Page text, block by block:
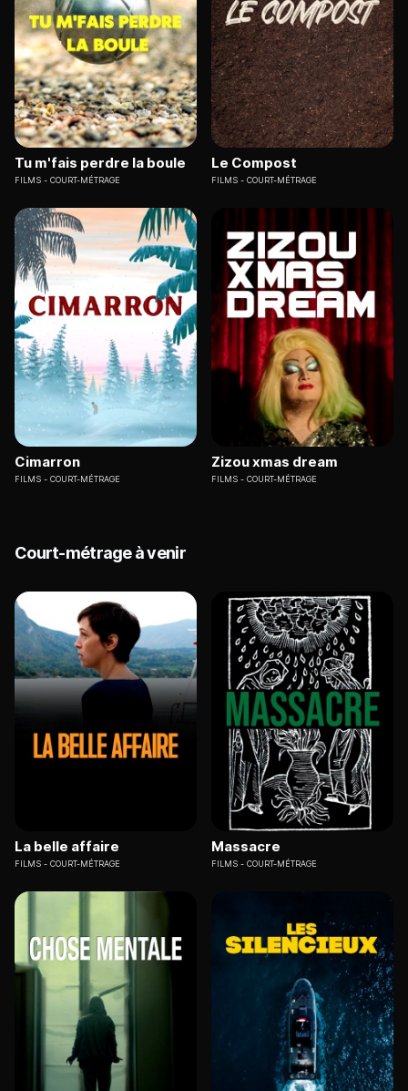
Tu m'fais perdre la boule
FILMS COURT-MÉTRAGE
Le Compost
FILMS COURT-MÉTRAGE
Cimarron
FILMS COURT-MÉTRAGE
Zizou xmas dream
FILMS COURT-MÉTRAGE
Court-métrage à venir
La belle affaire
FILMS COURT-MÉTRAGE
Massacre
FILMS COURT-MÉTRAGE